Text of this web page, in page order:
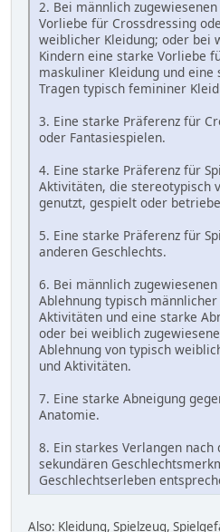
2. Bei männlich
Vorliebe für Crossdressing
weiblicher Kleidung; oder bei
Kindern eine starke Vorliebe
maskuliner Kleidung und eine
Tragen typisch femininer
3. Eine starke Präferenz für
oder Fantasiespielen.
4. Eine starke Präferenz für
Aktivitäten, die stereotypisch
genutzt, gespielt oder
5. Eine starke Präferenz für
anderen Geschlechts.
6. Bei männlich
Ablehnung typisch
Aktivitäten und eine starke
oder bei weiblich
Ablehnung von typisch
und Aktivitäten.
7. Eine starke Abneigung
Anatomie.
8. Ein starkes Verlangen
sekundären
Geschlechtserleben
Also: Kleidung, Spielzeug,